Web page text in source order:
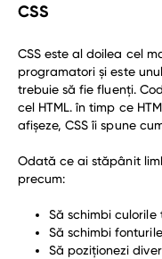
CSS
CSS este al doilea cel
programatori și este
trebuie să fie fluenți.
cel HTML. în timp ce
afișeze, CSS îi spune
Odată ce ai stăpânit
precum:
Să schimbi
Să schimbi fonturile
Să poziționezi